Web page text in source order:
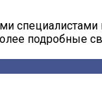
подробные